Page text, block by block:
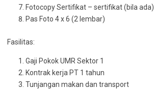
Fotocopy Sertifikat – sertifikat (bila ada)
Pas Foto 4 x 6 (2 lembar)
Fasilitas:
Gaji Pokok UMR Sektor 1
Kontrak kerja PT 1 tahun
Tunjangan makan dan transport